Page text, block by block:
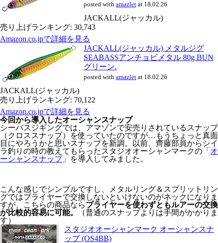
posted with amazlet at 18.02.26
JACKALL(ジャッカル)
売り上げランキング: 30,743
Amazon.co.jpで詳細を見る
JACKALL(ジャッカル) メタルジグ
SEABASSアンチョビメタル 80g BUN
グリーン.
posted with amazlet at 18.02.26
JACKALL(ジャッカル)
売り上げランキング: 70,122
Amazon.co.jpで詳細を見る
今回から導入したオーシャンスナップ
シーバスジギングでは、アマゾンで安売りされているスナップ
（クロススナップ）を使っていたのですが…もうちょっと真面
目にやろうかと思いスナップを新調。以前、齊藤部員からシイ
ラ釣りの時の教えてもらったスタジオオーシャンマークの「 オ
ーシャンスナップ」を導入してみました。
こんな感じでシンプルですし、メタルリング＆スプリットリン
グではプライヤーで交換しないといけないのがネックになりま
すが、こちらの商品ならプライヤーを使わずともルアーの交換
が比較的容易に可能。
（普通のスナップよりは手間がかかりま
す）
スタジオオーシャンマーク オーシャンスナ
ップ (OS4BB)